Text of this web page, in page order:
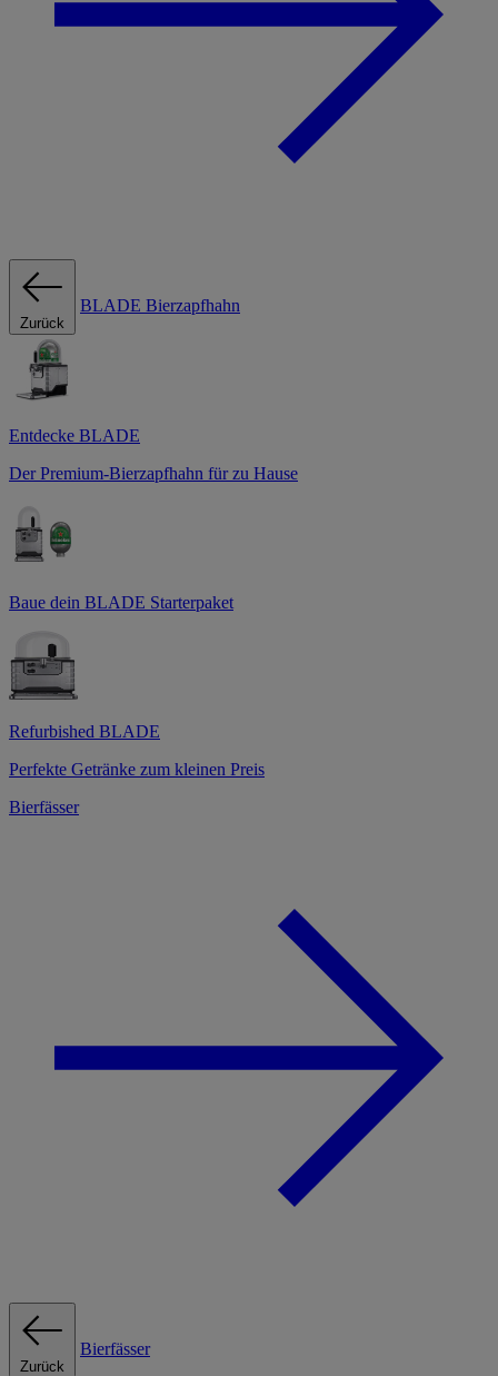
Zurück
BLADE Bierzapfhahn
Entdecke BLADE
Der Premium-Bierzapfhahn für zu Hause
Baue dein BLADE Starterpaket
Refurbished BLADE
Perfekte Getränke zum kleinen Preis
Bierfässer
Zurück
Bierfässer